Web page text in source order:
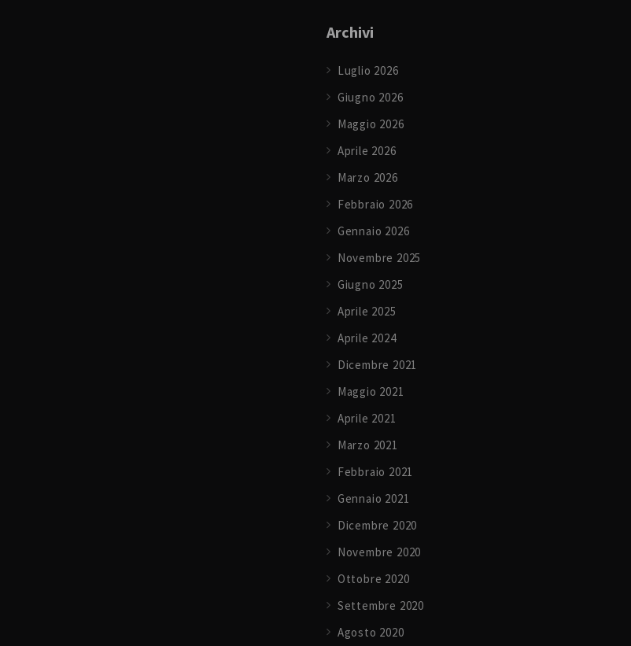
Archivi
Luglio 2026
Giugno 2026
Maggio 2026
Aprile 2026
Marzo 2026
Febbraio 2026
Gennaio 2026
Novembre 2025
Giugno 2025
Aprile 2025
Aprile 2024
Dicembre 2021
Maggio 2021
Aprile 2021
Marzo 2021
Febbraio 2021
Gennaio 2021
Dicembre 2020
Novembre 2020
Ottobre 2020
Settembre 2020
Agosto 2020